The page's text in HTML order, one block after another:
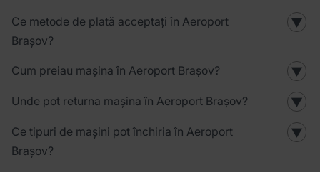
Ce metode de plată acceptați în Aeroport
Brașov?
▼
Cum preiau mașina în Aeroport Brașov? ▼
Unde pot returna mașina în Aeroport Brașov? ▼
Ce tipuri de mașini pot închiria în Aeroport
Brașov?
▼